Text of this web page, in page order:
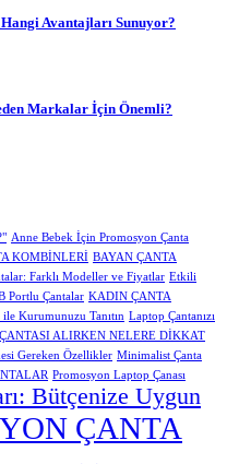
Avantajları Sunuyor?
Markalar İçin Önemli?
Anne Bebek İçin Promosyon Çanta
KOMBİNLERİ BAYAN ÇANTA
Farklı Modeller ve Fiyatlar Etkili
Portlu Çantalar KADIN ÇANTA
Kurumunuzu Tanıtın Laptop Çantanızı
ALIRKEN NELERE DİKKAT
Gereken Özellikler Minimalist Çanta
Promosyon Laptop Çanası
Bütçenize Uygun
ÇANTA